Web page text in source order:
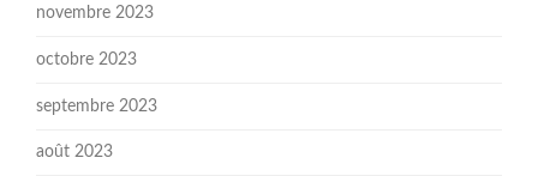
novembre 2023
octobre 2023
septembre 2023
août 2023